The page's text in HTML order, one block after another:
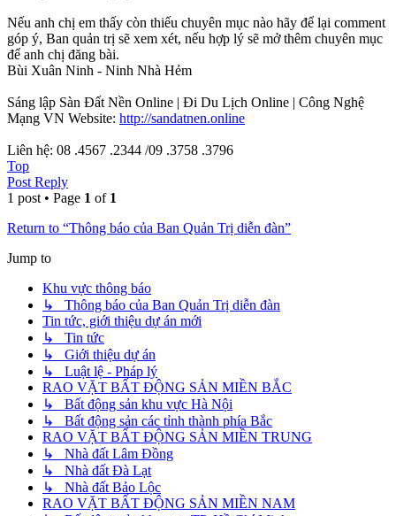
Nếu anh chị em thấy còn thiếu chuyên mục nào hãy để lại comment
góp ý, Ban quản trị sẽ xem xét, nếu hợp lý sẽ mở thêm chuyên mục
để anh chị đăng bài.
Bùi Xuân Ninh - Ninh Nhà Hẻm
Sáng lập Sàn Đất Nền Online | Đi Du Lịch Online | Công Nghệ
Mạng VN Website: http://sandatnen.online
Liên hệ: 08 .4567 .2344 /09 .3758 .3796
Top
Post Reply
1 post • Page 1 of 1
Return to “Thông báo của Ban Quản Trị diễn đàn”
Jump to
Khu vực thông báo
↳ Thông báo của Ban Quản Trị diễn đàn
Tin tức, giới thiệu dự án mới
↳ Tin tức
↳ Giới thiệu dự án
↳ Luật lệ - Pháp lý
RAO VẶT BẤT ĐỘNG SẢN MIỀN BẮC
↳ Bất động sản khu vực Hà Nội
↳ Bất động sản các tỉnh thành phía Bắc
RAO VẶT BẤT ĐỘNG SẢN MIỀN TRUNG
↳ Nhà đất Lâm Đồng
↳ Nhà đất Đà Lạt
↳ Nhà đất Bảo Lộc
RAO VẶT BẤT ĐỘNG SẢN MIỀN NAM